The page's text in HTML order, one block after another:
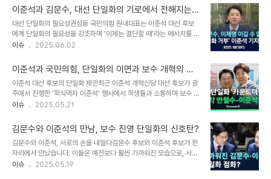
북구갑 국회의원 보궐선거에서 ..
니다. 이준석 후보가 대선에서 지더라도 한국 우파 진영의 새로운 지도
자가 되고자 하는 욕심이 있었던 것으로 보인다고 덧붙였습니다. 이러
한 분석은 많은 이들에게 깊은 인상을 남겼습니다. 이준석과 한동훈,
정치적 갈등의 중심전한길 씨는 이준석 후보와 한동훈 전 대표를 '민주
당이 보낸 간첩'으로 비유하며 강한 비판을 쏟아냈습니다. 그는 "결국
결정이 대선 결과에 미친 ..
이준석과 김문수, 대선 단일화의 기로에서 전해지는
권성동의 강력한 메시지
대선 단일화의 필요성권성동 국민의힘 원내대표는 이준석 대선 후보
에게 단일화의 필요성을 강조하며 ‘이제는 결단할 때’라는 메시지를 전
달했습니다. 그는 ‘미래는 이준석, 지금은 김문수’라는 표현으로 두 후
했습니다. 이러한 발언은 이재명 후보의 집권을 저지하기 위한 전략으
로 해석됩니다. 권 원내대표는 자신의 페이스북에 공개서신 형태로 이
메시지를 담아, 국민의힘 내의 단합을 촉구했습니다. 이준석 후보가 김
후보에 대해 부정적인 입장을 표명한 것에 반박하며, '우리는 이길 수
있다'고 자신감을 드러냈습니다. 불확실한 판세 속에서의 전략권성동
그는 ‘투표함을 열기 전까지 아무도..
이슈 2025.06.02
이준석과 국민의힘, 단일화의 이면과 보수 개혁의 새
로운 길
이준석 대선 후보의 단일화 제안최근 이준석 개혁신당 대선 후보가 광
주에서 진행한 '학식먹자 이준석' 행사에서 학생들과 소통하며 보수 개
혁에 대한 이야기를 나누었습니다. 이 자리에서 이 후보는 국민의힘으
에 따르면, 친윤석열계 인사들이 차기 당권을 주겠다며 단일화를 제안
했다고 전했습니다. 이동훈 공보단장은 “요즘 국민의힘 인사들이 이
후보 측에 단일화를 하자며 전화를 많이 걸어온다”라고 밝혔습니다.
이러한 제안이 단순한 정치적 협상으로 끝나지 않을 것이라는 점에서,
향후 정치적 상황에 대한 관심이 더욱 높아지고 있습니다. 친윤계의 의
이슈 2025.05.21
김문수와 이준석의 만남, 보수 진영 단일화의 신호탄?
김문수와 이준석, 서로의 손을 내밀다김문수 후보와 이준석 후보가 한
자리에서 만났습니다. 이들은 예전보다 훨씬 가까워진 모습으로, 서로
를 향한 따뜻한 말과 격려를 나눴습니다. 김 후보는 이준석 후보가 당
이슈 2025.05.19